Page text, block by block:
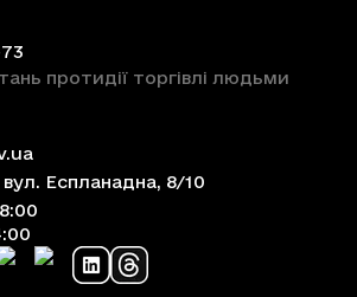
протидії торгівлі людьми
вул. Еспланадна, 8/10